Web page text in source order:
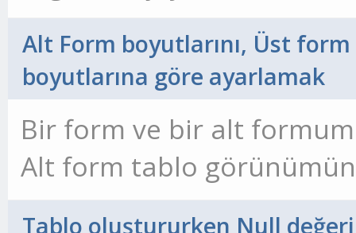
[code=vba]
Option Compare
Opti
uygulamaya çalıştım ama
hem metin hem sayı
sol alt köşeye, 2 form
köşede açılmasını
modül 1 deki "ent: 12*en"
form1 deki deney
yerine yazılan değere
fonsiyon yazıp yukardaki
Alt Form boyutlarını, Üst
boyutlarına göre ayarlamak
Bir form ve bir alt
Alt form tablo
arama yapmak için
Tablo oluştururken Null